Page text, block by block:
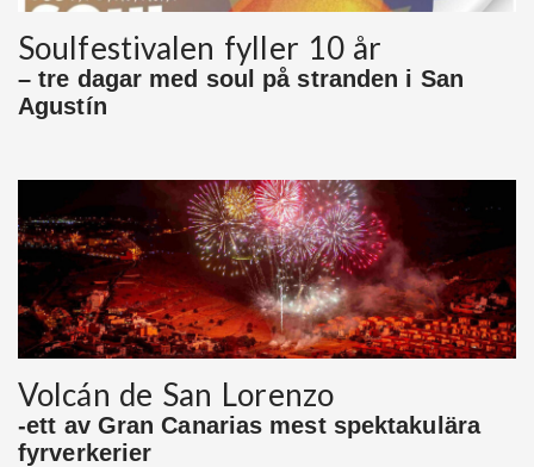
Soulfestivalen fyller 10 år
– tre dagar med soul på stranden i San
Agustín
Volcán de San Lorenzo
-ett av Gran Canarias mest spektakulära
fyrverkerier